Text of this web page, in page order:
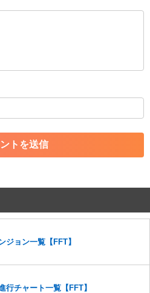
によってはコメント削除や書き込み制
投稿すること
が絡む内容の投稿
内容の投稿
判断した投稿
ださい。
元ができませんのでご注意くだ
弊社に損害の及ぶ内容の書き込みがあ
ジョン一覧【FFT】
行チャート一覧【FFT】